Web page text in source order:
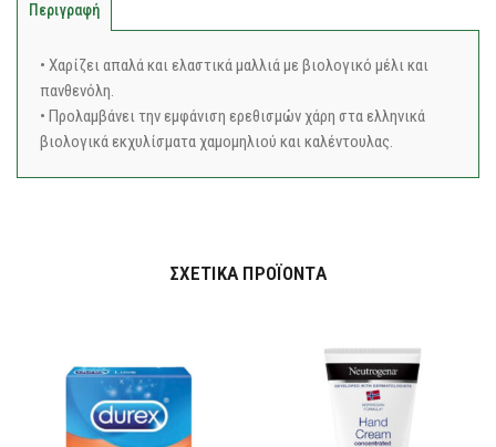
Περιγραφή
• Χαρίζει απαλά και ελαστικά μαλλιά με βιολογικό μέλι και
πανθενόλη.
• Προλαμβάνει την εμφάνιση ερεθισμών χάρη στα ελληνικά
βιολογικά εκχυλίσματα χαμομηλιού και καλέντουλας.
ΣΧΕΤΙΚΆ ΠΡΟΪΌΝΤΑ